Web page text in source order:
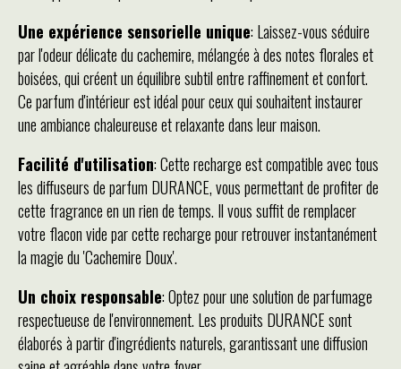
Une expérience sensorielle unique: Laissez-vous séduire
par l'odeur délicate du cachemire, mélangée à des notes florales et
boisées, qui créent un équilibre subtil entre raffinement et confort.
Ce parfum d'intérieur est idéal pour ceux qui souhaitent instaurer
une ambiance chaleureuse et relaxante dans leur maison.
Facilité d'utilisation: Cette recharge est compatible avec tous
les diffuseurs de parfum DURANCE, vous permettant de profiter de
cette fragrance en un rien de temps. Il vous suffit de remplacer
votre flacon vide par cette recharge pour retrouver instantanément
la magie du 'Cachemire Doux'.
Un choix responsable: Optez pour une solution de parfumage
respectueuse de l'environnement. Les produits DURANCE sont
élaborés à partir d'ingrédients naturels, garantissant une diffusion